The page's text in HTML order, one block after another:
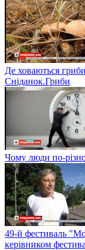
Де ховаються
Сніданок.Гриби
Чому люди по-
49-й фестиваль
керівником